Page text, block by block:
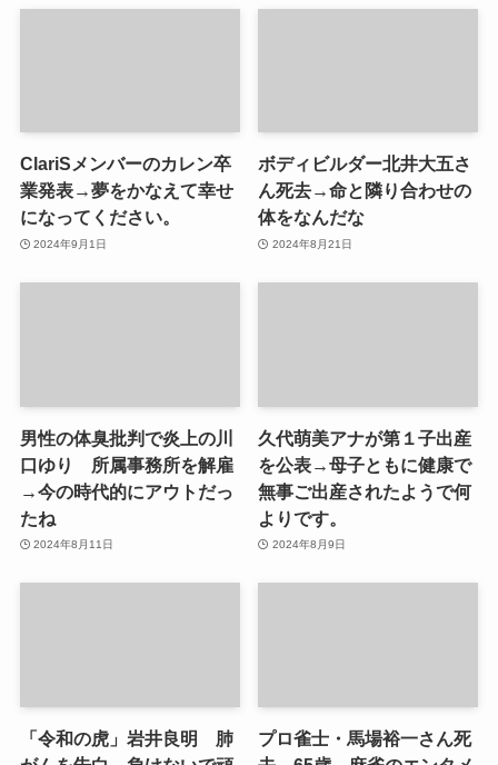
ClariSメンバーのカレン卒
業発表→夢をかなえて幸せ
になってください。
2024年9月1日
ボディビルダー北井大五さ
ん死去→命と隣り合わせの
体をなんだな
2024年8月21日
男性の体臭批判で炎上の川
口ゆり 所属事務所を解雇
→今の時代的にアウトだっ
たね
2024年8月11日
久代萌美アナが第１子出産
を公表→母子ともに健康で
無事ご出産されたようで何
よりです。
2024年8月9日
「令和の虎」岩井良明 肺
プロ雀士・馬場裕一さん死